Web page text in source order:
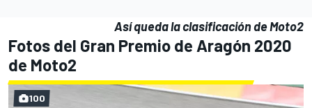
Así queda la clasificación de Moto2
Fotos del Gran Premio de Aragón 2020
de Moto2
100